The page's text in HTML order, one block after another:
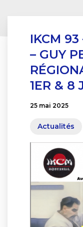
IKCM 93
– GUY
1ER & 8
25 mai 2025
Actualités